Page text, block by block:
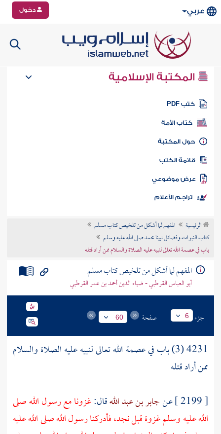
عربي دخول
المكتبة الإسلامية
كتب PDF
كتاب الأمة
المكتبة
الكتب
موضوعي
تراجم الأعلام
الرئيسية
المفهم لما أشكل من تلخيص كتاب مسلم
كتاب النبوات وفضائل نبينا محمد صلى الله عليه وسلم
باب في عصمة الله تعالى لنبيه عليه الصلاة والسلام ممن أراد قتله
المفهم لما أشكل من تلخيص كتاب مسلم
أبو العباس القرطبي - ضياء الدين أحمد بن عمر القرطبي
جزء 6 صفحة 60
4231 (3) باب في عصمة الله تعالى لنبيه عليه الصلاة والسلام
ممن أراد قتله
[ 2199 ] عن
جابر بن عبد اللهقال:غزونا مع رسول الله صلى
الله عليه وسلم غزوة قبلنجد،فأدركنا رسول الله صلى الله عليه